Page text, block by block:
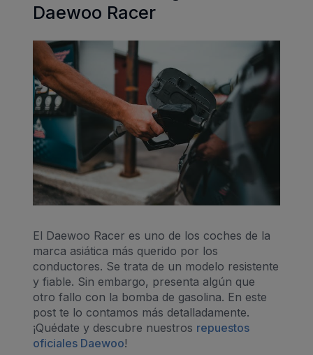
Daewoo Racer
El Daewoo Racer es uno de los coches de la
marca asiática más querido por los
conductores. Se trata de un modelo resistente
y fiable. Sin embargo, presenta algún que
otro fallo con la bomba de gasolina. En este
post te lo contamos más detalladamente.
¡Quédate y descubre nuestros repuestos
oficiales Daewoo!